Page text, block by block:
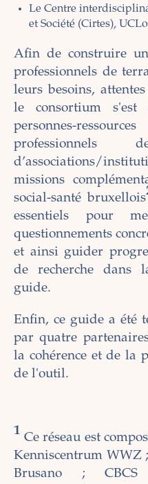
Le Centre
et Société (Cirtes),
Afin de construire
professionnels de
leurs besoins,
le consortium
personnes-
d’associations/
missions
social-santé bruxellois
essentiels pour
questionnements
et ainsi guider
de recherche dans
guide.
Enfin, ce guide a été
par quatre
la cohérence et de la
de l'outil.
1 Ce réseau est
Kenniscentrum WWZ
Brusano ;